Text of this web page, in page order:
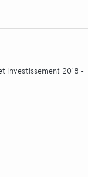
investissement 2018 -